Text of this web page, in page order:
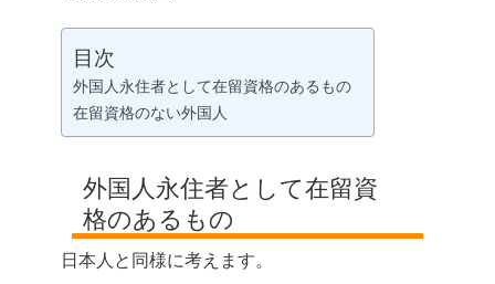
目次
外国人永住者として在留資格のあるもの
在留資格のない外国人
外国人永住者として在留資
格のあるもの
日本人と同様に考えます。